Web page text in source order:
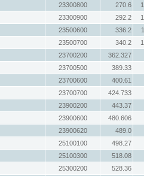
23300800 270.6
23300900 292.2
23500600 336.2
23500700 340.2
23700200
362.327
23700500
389.33
23700600
400.61
23700700
424.733
23900200
443.37
23900600
480.606
23900620
489.0
25100100
498.27
25100300
518.08
25300200
528.36